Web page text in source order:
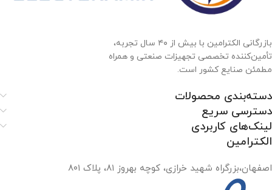
بازرگانی الکترامین با بیش از ۴۰ سال تجربه،
تأمین‌کننده تخصصی تجهیزات صنعتی و همراه
مطمئن صنایع کشور است.
دسته‌بندی محصولات
دسترسی سریع
لینک‌های کاربردی
الکترامین
اصفهان،بزرگراه شهید خرازی، کوچه بهروز ۸۱، پلاک ۸۰۱